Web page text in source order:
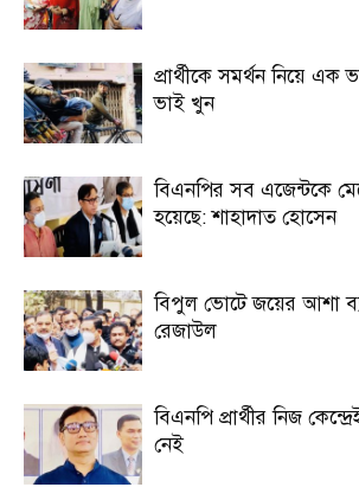
প্রার্থীকে সমর্থন নিয়ে
ভাই খুন
বিএনপির সব এজেন্টকে
হয়েছে: শাহাদাত হোসেন
বিপুল ভোটে জয়ের আশা
রেজাউল
বিএনপি প্রার্থীর নিজ
নেই